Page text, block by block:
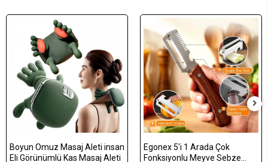
Boyun Omuz Masaj Aleti insan
Eli Görünümlü Kas Masaj Aleti
Egonex 5'i 1 Arada Çok
Fonksiyonlu Meyve Sebze